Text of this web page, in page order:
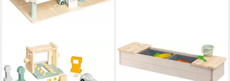
PINOLINO®
Spiel-Parkhaus Kurt, mit man
Aufzug
PINOLINO®
Sandkasten Hedda,
beige/natur